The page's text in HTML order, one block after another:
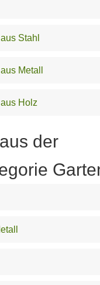
Stahl
Metall
Holz
der